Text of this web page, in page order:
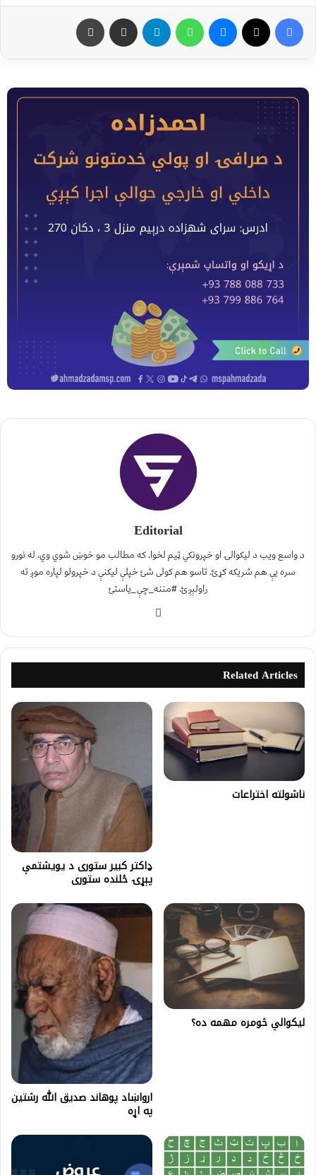
Editorial
د واسع ویب د لیکوالۍ او خپرونکي ټیم لخوا. که مطالب مو خوښ شوي وي، له نورو
سره یې هم شریکه کړئ. تاسو هم کولی شئ خپلې لیکنې د خپرولو لپاره موږ ته
راولېږئ. #مننه_چې_یاستئ
Related Articles
ناشولته اختراعات
ډاکتر کبير ستوری د يويشتمې
پېړۍ ځلنده ستورى
لیکوالي څومره مهمه ده؟
ارواښاد پوهاند صديق الله رشتين
په اړه